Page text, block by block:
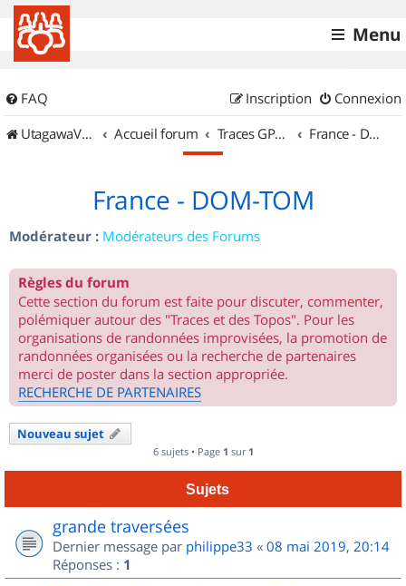
Menu
FAQ Connexion
Inscription
UtagawaVTT (Randos VTT et VTTAE avec traces GPS)
Accueil forum Traces GPS de randos VTT France - DOM-TOM
France - DOM-TOM
Modérateur : Modérateurs des Forums
Règles du forum
Cette section du forum est faite pour discuter, commenter,
polémiquer autour des "Traces et des Topos". Pour les
organisations de randonnées improvisées, la promotion de
randonnées organisées ou la recherche de partenaires
merci de poster dans la section appropriée.
RECHERCHE DE PARTENAIRES
Nouveau sujet
6 sujets • Page 1 sur 1
Sujets
grande traversées
Dernier message par philippe33 « 08 mai 2019, 20:14
Réponses : 1